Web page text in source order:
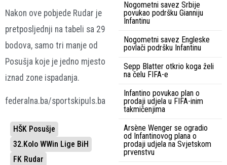
Nakon ove pobjede Rudar je
pretposljednji na tabeli sa 29
bodova, samo tri manje od
Posušja koje je jedno mjesto
iznad zone ispadanja.
federalna.ba/sportskipuls.ba
HŠK Posušje
32.kolo WWin Lige BiH
FK Rudar
Nogometni savez Srbije
povukao podršku Gianniju
Infantinu
Nogometni savez Engleske
povlači podršku Infantinu
Sepp Blatter otkrio koga želi
na čelu FIFA-e
Infantino povukao plan o
prodaji udjela u FIFA-inim
takmičenjima
Arsène Wenger se ogradio
od Infantinovog plana o
prodaji udjela na Svjetskom
prvenstvu